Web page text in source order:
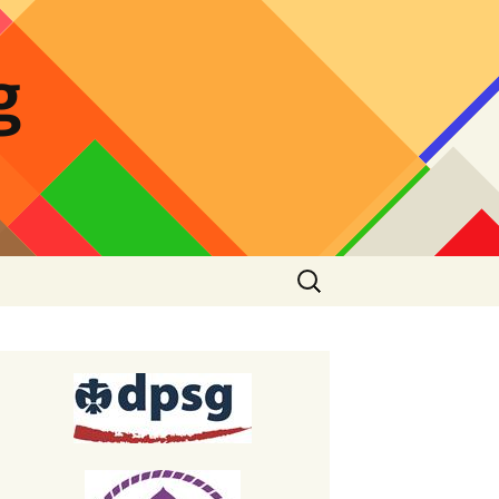
Lagerfeuer
Stockbrotteig
Suchen
nach: